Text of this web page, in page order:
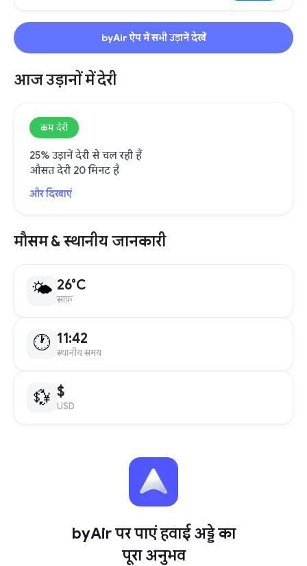
byAir ऐप में सभी उड़ानें देखें
आज उड़ानों में देरी
कम देरी
25% उड़ानें देरी से चल रही हैं
औसत देरी 20 मिनट है
और दिखाएं
मौसम & स्थानीय जानकारी
🌤 26°C
साफ़
🕐 11:42
स्थानीय समय
💱 $
USD
byAir पर पाएं हवाई अड्डे का
पूरा अनुभव